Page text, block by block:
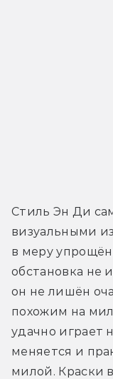
Стиль Эн Ди
визуальными
в меру
обстановка не
он не лишён
похожим на
удачно играет
меняется и
милой. Краски